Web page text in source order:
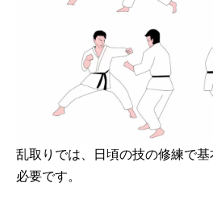
乱取りでは、日頃の技の修練で
必要です。